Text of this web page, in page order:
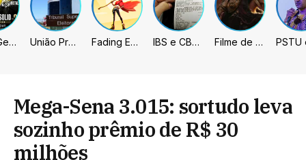
Metal Gear Solid: Master Collection 2 terá legendas e menus em portugues União Progressista e PL terão mais tempo de propaganda eleitoral Fading Echo – Review IBS e CBS necessitarão constar nas notas fiscais com início desta 2ª. Entenda Filme de Elden Ring tem gravações concluídas, mas ainda fica longe do lançamento
Mega-Sena 3.015: sortudo leva
sozinho prêmio de R$ 30
milhões